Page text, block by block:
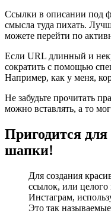
Ссылки в описании под
смысла туда пихать.
можете перейти по
Если URL длинный и
сократить с помощью
Например, как у меня,
Не забудьте прочитать
можно вставлять, а то
Пригодится
шапки!
Для создания
ссылок, или
Инстаграм,
Это так